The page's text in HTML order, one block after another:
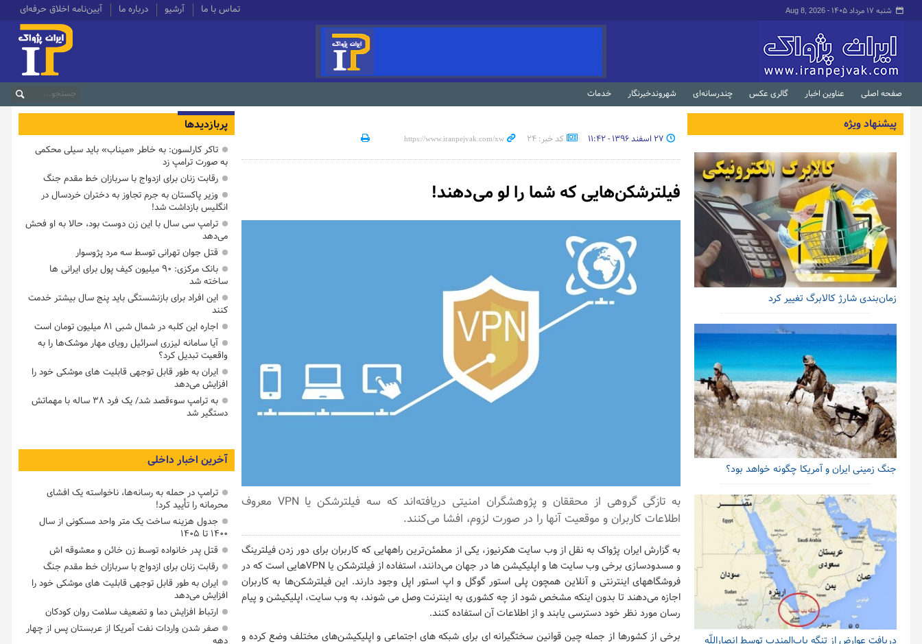
شنبه ۱۷ مرداد ۱۴۰۵ - Aug 8, 2026 تماس با ما آرشیو درباره ما آیین‌نامه اخلاق حرفه‌ای
صفحه اصلی عناوین اخبار گالری عکس چندرسانه‌ای شهروندخبرنگار خدمات
۲۷ اسفند ۱۳۹۶ - ۱۱:۴۲ کد خبر: 24
فیلترشکن‌هایی که شما را لو می‌دهند!
به تازگی گروهی از محققان و پژوهشگران امنیتی دریافته‌اند که سه فیلترشکن یا VPN معروف
اطلاعات کاربران و موقعیت آنها را در صورت لزوم، افشا می‌کنند.
به گزارش ایران پژواک به نقل از وب سایت هکرنیوز، یکی از مطمئن‌ترین راههایی که کاربران برای دور زدن فیلترینگ
و مسدودسازی برخی وب سایت ها و اپلیکیشن ها در جهان می‌دانند، استفاده از فیلترشکن یا VPNهایی است که در
فروشگاههای اینترنتی و آنلاین همچون پلی استور گوگل و اپ استور اپل وجود دارند. این فیلترشکن‌ها به کاربران
اجازه می‌دهند تا بدون اینکه مشخص شود از چه کشوری به اینترنت وصل می شوند، به وب سایت، اپلیکیشن و پیام
رسان مورد نظر خود دسترسی یابند و از اطلاعات آن استفاده کنند.
برخی از کشورها از جمله چین قوانین سختگیرانه ای برای شبکه های اجتماعی و اپلیکیشن‌های مختلف وضع کرده و
پیشنهاد ویژه
زمان‌بندی شارژ کالابرگ تغییر کرد
جنگ زمینی ایران و آمریکا چگونه خواهد بود؟
پربازدیدها
تاکر کارلسون: به خاطر «میناب» باید سیلی محکمی
به صورت ترامپ زد
رقابت زنان برای ازدواج با سربازان خط مقدم جنگ
وزیر پاکستان به جرم تجاوز به دختران خردسال در
انگلیس بازداشت شد!
ترامپ سی سال با این زن دوست بود، حالا به او فحش
می‌دهد
قتل جوان تهرانی توسط سه مرد پژوسوار
بانک مرکزی: ۹۰ میلیون کیف پول برای ایرانی ها
ساخته شد
این افراد برای بازنشستگی باید پنج سال بیشتر خدمت
کنند
اجاره این کلبه در شمال شبی ۸۱ میلیون تومان است
آیا سامانه لیزری اسرائیل رویای مهار موشک‌ها را به
واقعیت تبدیل کرد؟
ایران به طور قابل توجهی قابلیت های موشکی خود را
افزایش می‌دهد
به ترامپ سوءقصد شد/ یک فرد ۳۸ ساله با مهماتش
دستگیر شد
آخرین اخبار داخلی
ترامپ در حمله‌ به رسانه‌ها، ناخواسته یک افشای
محرمانه را تأیید کرد!
جدول هزینه ساخت یک متر واحد مسکونی از سال
۱۴۰۰ تا ۱۴۰۵
قتل پدر خانواده توسط زن خائن و معشوقه اش
رقابت زنان برای ازدواج با سربازان خط مقدم جنگ
ایران به طور قابل توجهی قابلیت های موشکی خود را
افزایش می‌دهد
ارتباط افزایش دما و تضعیف سلامت روان کودکان
صفر شدن واردات نفت آمریکا از عربستان پس از چهار
دهه